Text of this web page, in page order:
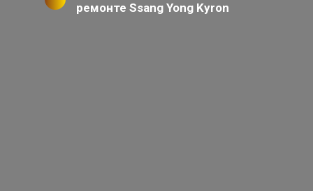
ремонте Ssang Yong Kyron